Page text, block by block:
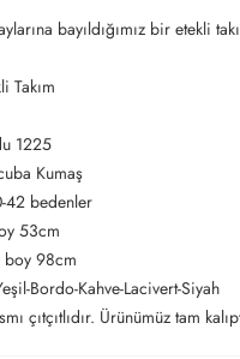
bayıldığımız bir etekli
Takım
1225
Kumaş
42 bedenler
53cm
98cm
Bordo-Kahve-Lacivert-Siyah
çıtçıtlıdır. Ürünümüz tam